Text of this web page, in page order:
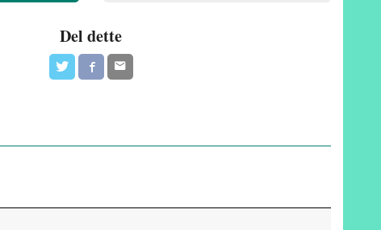
Del dette